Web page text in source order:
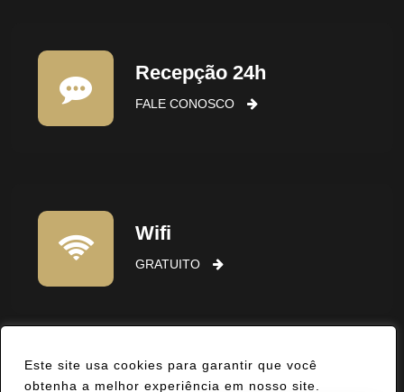
Este site usa cookies para garantir que você
obtenha a melhor experiência em nosso site.
Recepção 24h
FALE CONOSCO
Wifi
GRATUITO